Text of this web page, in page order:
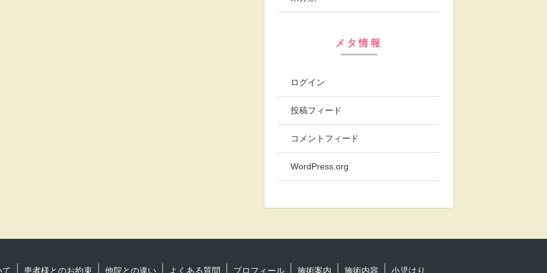
メタ情報
ログイン
投稿フィード
コメントフィード
WordPress.org
て 患者様とのお約束 他院との違い よくある質問 プロフィール 施術案内 施術内容 小児はり